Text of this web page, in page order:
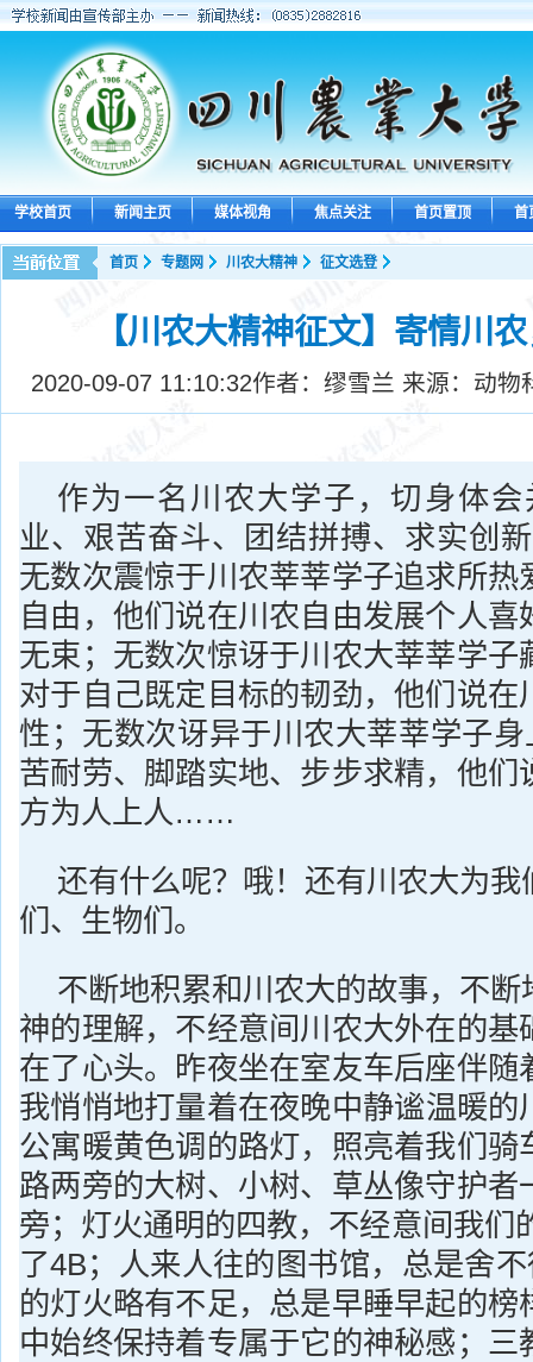
学校首页 新闻主页 媒体视角 焦点关注 首页置顶 首
首页 专题网 川农大精神 征文选登
【川农大精神征文】寄情川
2020-09-07 11:10:32作者：缪雪兰 来源：动物
作为一名川农大学子，切身体会
业、艰苦奋斗、团结拼搏、求实创
无数次震惊于川农莘莘学子追求所热
自由，他们说在川农自由发展个人喜
无束；无数次惊讶于川农大莘莘学子
对于自己既定目标的韧劲，他们说在
性；无数次讶异于川农大莘莘学子身
苦耐劳、脚踏实地、步步求精，他们
方为人上人……
还有什么呢？哦！还有川农大为
们、生物们。
不断地积累和川农大的故事，不
神的理解，不经意间川农大外在的基
在了心头。昨夜坐在室友车后座伴随
我悄悄地打量着在夜晚中静谧温暖
公寓暖黄色调的路灯，照亮着我们骑
路两旁的大树、小树、草丛像守护者
旁；灯火通明的四教，不经意间我们
了4B；人来人往的图书馆，总是舍不
的灯火略有不足，总是早睡早起的榜
中始终保持着专属于它的神秘感；三